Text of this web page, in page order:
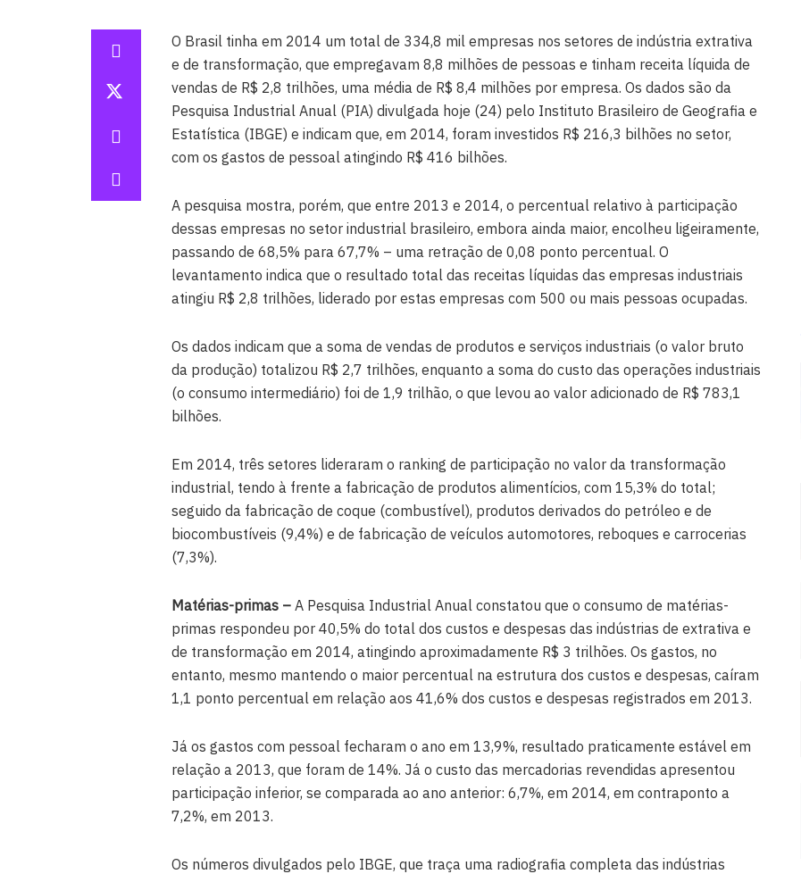
O Brasil tinha em 2014 um total de 334,8 mil empresas nos setores de indústria extrativa
e de transformação, que empregavam 8,8 milhões de pessoas e tinham receita líquida de
vendas de R$ 2,8 trilhões, uma média de R$ 8,4 milhões por empresa. Os dados são da
Pesquisa Industrial Anual (PIA) divulgada hoje (24) pelo Instituto Brasileiro de Geografia e
Estatística (IBGE) e indicam que, em 2014, foram investidos R$ 216,3 bilhões no setor,
com os gastos de pessoal atingindo R$ 416 bilhões.
A pesquisa mostra, porém, que entre 2013 e 2014, o percentual relativo à participação
dessas empresas no setor industrial brasileiro, embora ainda maior, encolheu ligeiramente,
passando de 68,5% para 67,7% – uma retração de 0,08 ponto percentual. O
levantamento indica que o resultado total das receitas líquidas das empresas industriais
atingiu R$ 2,8 trilhões, liderado por estas empresas com 500 ou mais pessoas ocupadas.
Os dados indicam que a soma de vendas de produtos e serviços industriais (o valor bruto
da produção) totalizou R$ 2,7 trilhões, enquanto a soma do custo das operações industriais
(o consumo intermediário) foi de 1,9 trilhão, o que levou ao valor adicionado de R$ 783,1
bilhões.
Em 2014, três setores lideraram o ranking de participação no valor da transformação
industrial, tendo à frente a fabricação de produtos alimentícios, com 15,3% do total;
seguido da fabricação de coque (combustível), produtos derivados do petróleo e de
biocombustíveis (9,4%) e de fabricação de veículos automotores, reboques e carrocerias
(7,3%).
Matérias-primas – A Pesquisa Industrial Anual constatou que o consumo de matérias-
primas respondeu por 40,5% do total dos custos e despesas das indústrias de extrativa e
de transformação em 2014, atingindo aproximadamente R$ 3 trilhões. Os gastos, no
entanto, mesmo mantendo o maior percentual na estrutura dos custos e despesas, caíram
1,1 ponto percentual em relação aos 41,6% dos custos e despesas registrados em 2013.
Já os gastos com pessoal fecharam o ano em 13,9%, resultado praticamente estável em
relação a 2013, que foram de 14%. Já o custo das mercadorias revendidas apresentou
participação inferior, se comparada ao ano anterior: 6,7%, em 2014, em contraponto a
7,2%, em 2013.
Os números divulgados pelo IBGE, que traça uma radiografia completa das indústrias